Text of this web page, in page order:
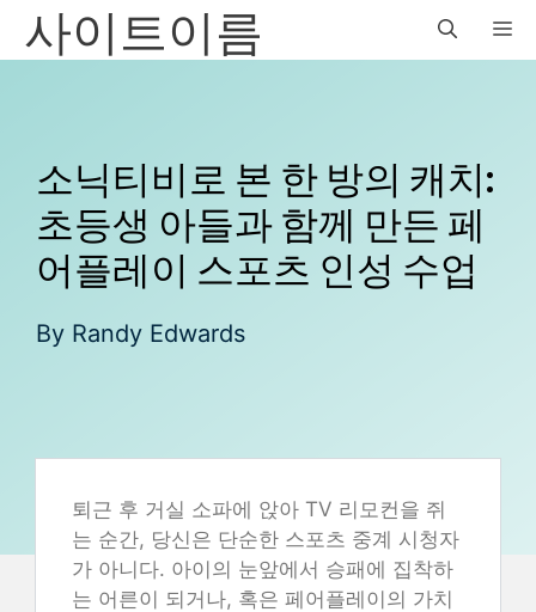
Skip사이트이름
소닉티비로 본 한 방의 캐치:
초등생 아들과 함께 만든 페
어플레이 스포츠 인성 수업
By Randy Edwards
퇴근 후 거실 소파에 앉아 TV 리모컨을 쥐
는 순간, 당신은 단순한 스포츠 중계 시청자
가 아니다. 아이의 눈앞에서 승패에 집착하
는 어른이 되거나, 혹은 페어플레이의 가치